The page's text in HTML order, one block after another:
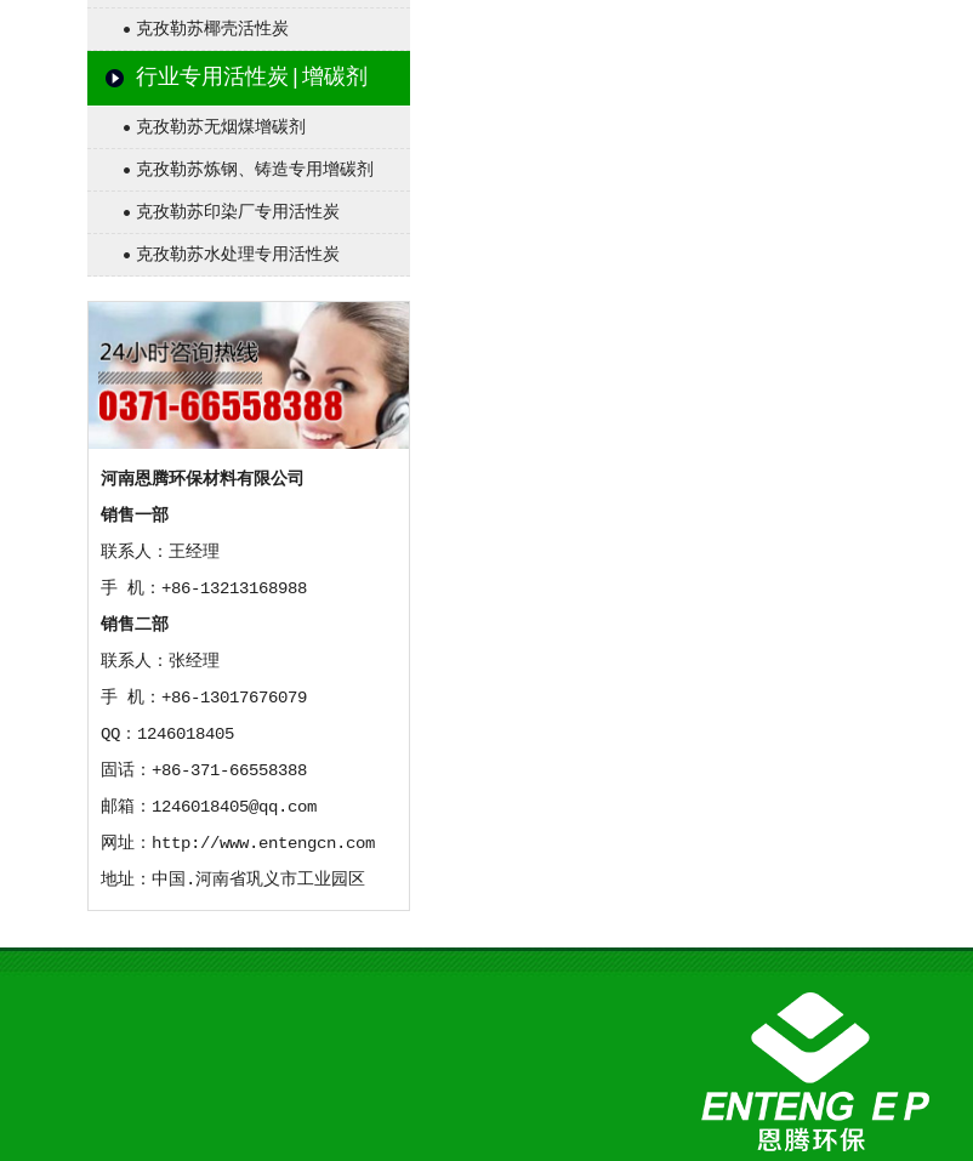
克孜勒苏椰壳活性炭
行业专用活性炭|增碳剂
克孜勒苏无烟煤增碳剂
克孜勒苏炼钢、铸造专用增碳剂
克孜勒苏印染厂专用活性炭
克孜勒苏水处理专用活性炭
河南恩腾环保材料有限公司
销售一部
联系人：王经理
手 机：+86-13213168988
销售二部
联系人：张经理
手 机：+86-13017676079
QQ：1246018405
固话：+86-371-66558388
邮箱：1246018405@qq.com
网址：http://www.entengcn.com
地址：中国.河南省巩义市工业园区